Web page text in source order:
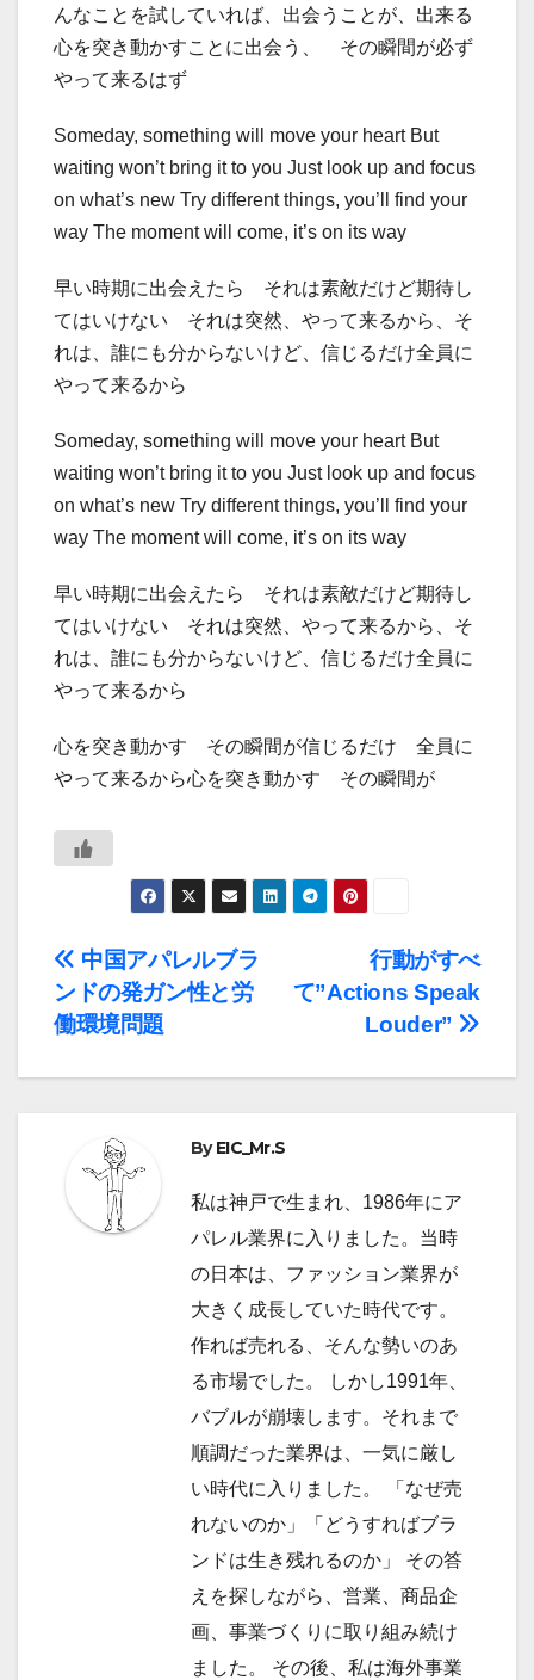
んなことを試していれば、出会うことが、出来る
心を突き動かすことに出会う、 その瞬間が必ず
やって来るはず
Someday, something will move your heart But
waiting won’t bring it to you Just look up and focus
on what’s new Try different things, you’ll find your
way The moment will come, it’s on its way
早い時期に出会えたら それは素敵だけど期待し
てはいけない それは突然、やって来るから、そ
れは、誰にも分からないけど、信じるだけ全員に
やって来るから
Someday, something will move your heart But
waiting won’t bring it to you Just look up and focus
on what’s new Try different things, you’ll find your
way The moment will come, it’s on its way
早い時期に出会えたら それは素敵だけど期待し
てはいけない それは突然、やって来るから、そ
れは、誰にも分からないけど、信じるだけ全員に
やって来るから
心を突き動かす その瞬間が信じるだけ 全員に
やって来るから心を突き動かす その瞬間が
投
稿
ナ
ゲ
ー
行動がすべ
て”Actions Speak
Louder”
中国アパレルブラ
ンドの発ガン性と労
働環境問題
ByEIC_Mr.S
私は神戸で生まれ、1986年にア
パレル業界に入りました。当時
の日本は、ファッション業界が
大きく成長していた時代です。
作れば売れる、そんな勢いのあ
る市場でした。 しかし1991年、
バブルが崩壊します。それまで
順調だった業界は、一気に厳し
い時代に入りました。 「なぜ売
れないのか」「どうすればブラ
ンドは生き残れるのか」 その答
えを探しながら、営業、商品企
画、事業づくりに取り組み続け
ました。 その後、私は海外事業